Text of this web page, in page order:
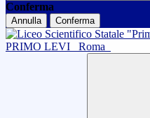
Conferma
Annulla Conferma
PRIMO LEVI
Roma